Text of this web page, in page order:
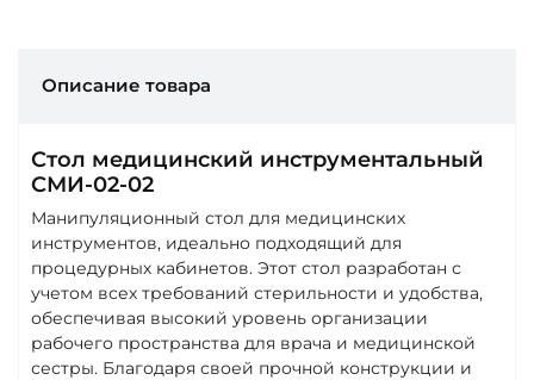
Описание товара
Стол медицинский инструментальный
СМИ-02-02
Манипуляционный стол для медицинских
инструментов, идеально подходящий для
процедурных кабинетов. Этот стол разработан с
учетом всех требований стерильности и удобства,
обеспечивая высокий уровень организации
рабочего пространства для врача и медицинской
сестры. Благодаря своей прочной конструкции и